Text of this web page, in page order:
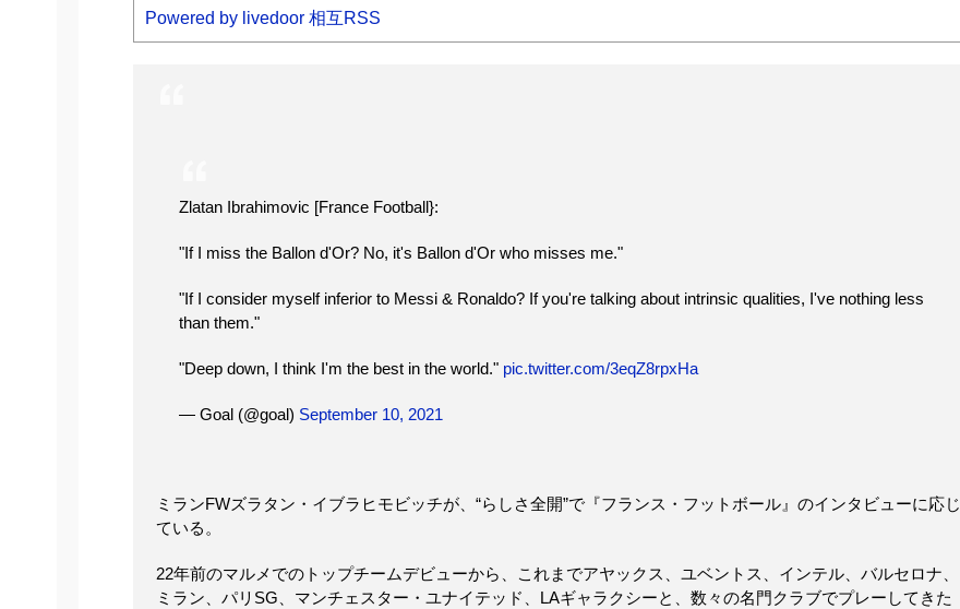
Powered by livedoor 相互RSS
Zlatan Ibrahimovic [France Football}:
"If I miss the Ballon d'Or? No, it's Ballon d'Or who misses me."
"If I consider myself inferior to Messi & Ronaldo? If you're talking about intrinsic qualities, I've nothing less
than them."
"Deep down, I think I'm the best in the world." pic.twitter.com/3eqZ8rpxHa
— Goal (@goal) September 10, 2021
ミランFWズラタン・イブラヒモビッチが、“らしさ全開”で『フランス・フットボール』のインタビューに応じ
ている。
22年前のマルメでのトップチームデビューから、これまでアヤックス、ユベントス、インテル、バルセロナ、
ミラン、パリSG、マンチェスター・ユナイテッド、LAギャラクシーと、数々の名門クラブでプレーしてきた